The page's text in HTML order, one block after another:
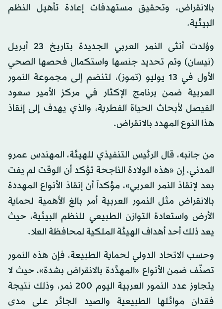
بالانقراض، وتحقيق مستهدفات إعادة تأهيل النظم
البيئية.
ووُلدت أنثى النمر العربي الجديدة بتاريخ 23 أبريل
(نيسان) وتم تحديد جنسها واستكمال فحصها الصحي
الأول في 13 يوليو (تموز)، لتنضم إلى مجموعة النمور
العربية ضمن برنامج الإكثار في مركز الأمير سعود
الفيصل لأبحاث الحياة الفطرية، والذي يهدف إلى إنقاذ
هذا النوع المهدد بالانقراض.
من جانبه، قال الرئيس التنفيذي للهيئة، المهندس عمرو
المدني، إن «هذه الولادة الناجحة تؤكد أن الوقت لم يفت
بعد لإنقاذ النمر العربي»، مؤكداَ أن إنقاذ الأنواع المهددة
بالانقراض مثل النمور العربية أمر بالغ الأهمية لحماية
الأرض واستعادة التوازن الطبيعي للنظم البيئية، حيث
يعد ذلك أحد أهداف الهيئة الملكية لمحافظة العلا.
وحسب الاتحاد الدولي لحماية الطبيعة، فإن هذه النمور
تصنَّف ضمن الأنواع «المهدَّدة بالانقراض بشدة»، حيث لا
يتجاوز عدد النمور العربية اليوم 200 نمر، وذلك نتيجة
فقدان موائلها الطبيعية والصيد الجائر على مدى